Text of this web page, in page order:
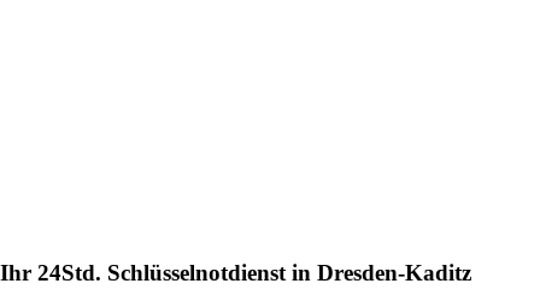
Ihr 24Std. Schlüsselnotdienst in Dresden-Kaditz